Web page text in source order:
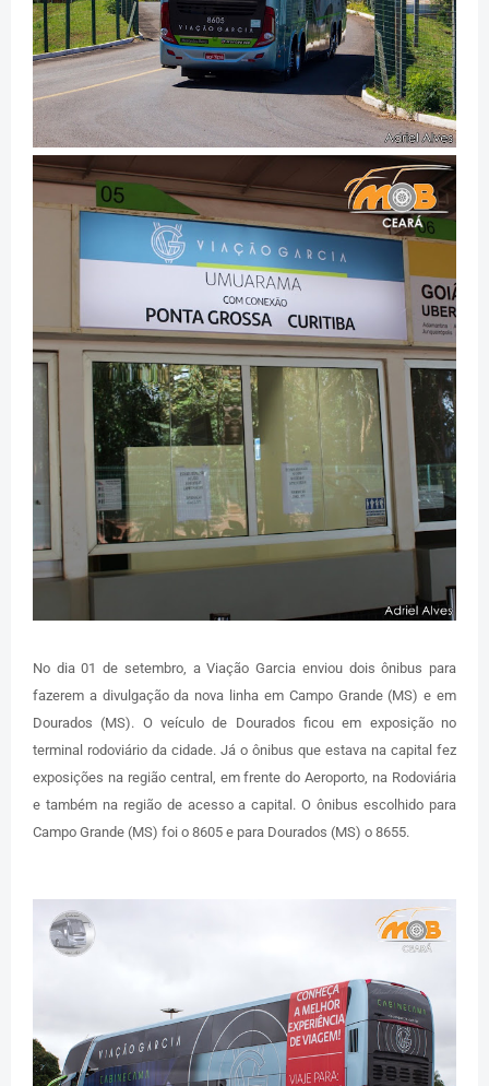
No dia 01 de setembro, a Viação Garcia enviou dois ônibus para
fazerem a divulgação da nova linha em Campo Grande (MS) e em
Dourados (MS). O veículo de Dourados ficou em exposição no
terminal rodoviário da cidade. Já o ônibus que estava na capital fez
exposições na região central, em frente do Aeroporto, na Rodoviária
e também na região de acesso a capital. O ônibus escolhido para
Campo Grande (MS) foi o 8605 e para Dourados (MS) o 8655.